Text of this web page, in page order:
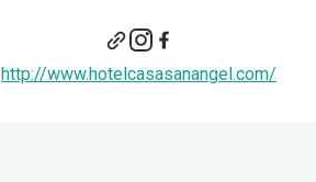
http://www.hotelcasasanangel.com/